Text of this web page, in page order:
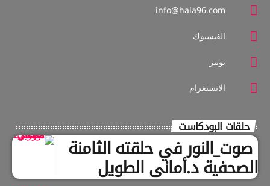
info@hala96.com
الفيسبوك
تويتر
الانستغرام
حلقات البودكاست
صوت_النور في حلقته الثامنة
الصحفية د.أماني الطويل